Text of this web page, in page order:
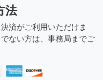
法
済がご利用いただけま
ない方は、事務局までご